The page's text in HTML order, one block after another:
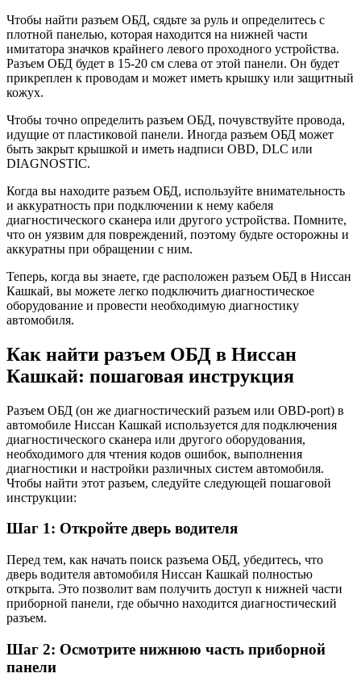
Чтобы найти разъем ОБД, сядьте за руль и определитесь с
плотной панелью, которая находится на нижней части
имитатора значков крайнего левого проходного устройства.
Разъем ОБД будет в 15-20 см слева от этой панели. Он будет
прикреплен к проводам и может иметь крышку или защитный
кожух.
Чтобы точно определить разъем ОБД, почувствуйте провода,
идущие от пластиковой панели. Иногда разъем ОБД может
быть закрыт крышкой и иметь надписи OBD, DLC или
DIAGNOSTIC.
Когда вы находите разъем ОБД, используйте внимательность
и аккуратность при подключении к нему кабеля
диагностического сканера или другого устройства. Помните,
что он уязвим для повреждений, поэтому будьте осторожны и
аккуратны при обращении с ним.
Теперь, когда вы знаете, где расположен разъем ОБД в Ниссан
Кашкай, вы можете легко подключить диагностическое
оборудование и провести необходимую диагностику
автомобиля.
Как найти разъем ОБД в Ниссан
Кашкай: пошаговая инструкция
Разъем ОБД (он же диагностический разъем или OBD-port) в
автомобиле Ниссан Кашкай используется для подключения
диагностического сканера или другого оборудования,
необходимого для чтения кодов ошибок, выполнения
диагностики и настройки различных систем автомобиля.
Чтобы найти этот разъем, следуйте следующей пошаговой
инструкции:
Шаг 1: Откройте дверь водителя
Перед тем, как начать поиск разъема ОБД, убедитесь, что
дверь водителя автомобиля Ниссан Кашкай полностью
открыта. Это позволит вам получить доступ к нижней части
приборной панели, где обычно находится диагностический
разъем.
Шаг 2: Осмотрите нижнюю часть приборной
панели